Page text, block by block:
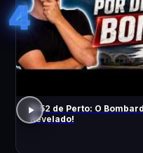
4
B-52 de Perto: O
Revelado!